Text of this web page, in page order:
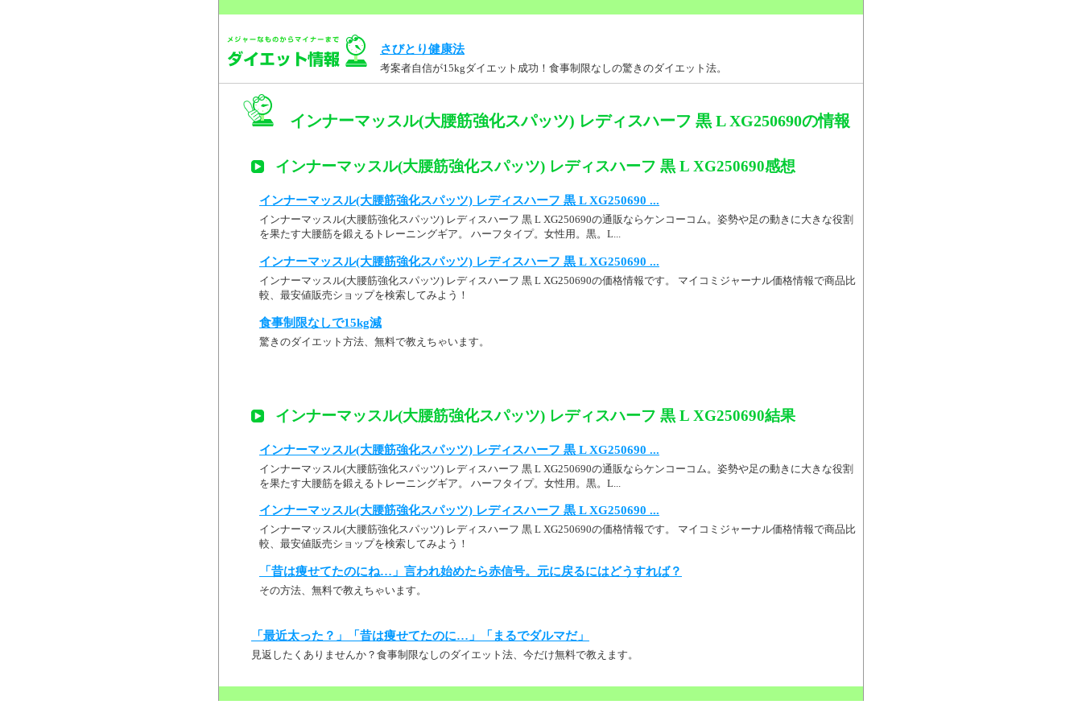
さびとり健康法
考案者自信が15kgダイエット成功！食事制限なしの驚きのダイエット法。
インナーマッスル(大腰筋強化スパッツ) レディスハーフ 黒 L XG250690の情報
インナーマッスル(大腰筋強化スパッツ) レディスハーフ 黒 L XG250690感想
インナーマッスル(大腰筋強化スパッツ) レディスハーフ 黒 L XG250690 ...
インナーマッスル(大腰筋強化スパッツ) レディスハーフ 黒 L XG250690の通販ならケンコーコム。姿勢や足の動きに大きな役割
を果たす大腰筋を鍛えるトレーニングギア。 ハーフタイプ。女性用。黒。L...
インナーマッスル(大腰筋強化スパッツ) レディスハーフ 黒 L XG250690 ...
インナーマッスル(大腰筋強化スパッツ) レディスハーフ 黒 L XG250690の価格情報です。 マイコミジャーナル価格情報で商品比
較、最安値販売ショップを検索してみよう！
食事制限なしで15kg減
驚きのダイエット方法、無料で教えちゃいます。
インナーマッスル(大腰筋強化スパッツ) レディスハーフ 黒 L XG250690結果
インナーマッスル(大腰筋強化スパッツ) レディスハーフ 黒 L XG250690 ...
インナーマッスル(大腰筋強化スパッツ) レディスハーフ 黒 L XG250690の通販ならケンコーコム。姿勢や足の動きに大きな役割
を果たす大腰筋を鍛えるトレーニングギア。 ハーフタイプ。女性用。黒。L...
インナーマッスル(大腰筋強化スパッツ) レディスハーフ 黒 L XG250690 ...
インナーマッスル(大腰筋強化スパッツ) レディスハーフ 黒 L XG250690の価格情報です。 マイコミジャーナル価格情報で商品比
較、最安値販売ショップを検索してみよう！
「昔は痩せてたのにね…」言われ始めたら赤信号。元に戻るにはどうすれば？
その方法、無料で教えちゃいます。
「最近太った？」「昔は痩せてたのに…」「まるでダルマだ」
見返したくありませんか？食事制限なしのダイエット法、今だけ無料で教えます。